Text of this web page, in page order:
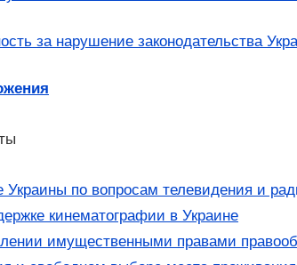
за нарушение законодательства
по вопросам телевидения и
кинематографии в Украине
имущественными правами